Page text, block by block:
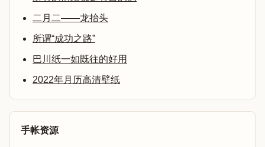
二月二——龙抬头
所谓“成功之路”
巴川纸一如既往的好用
2022年月历高清壁纸
手帐资源